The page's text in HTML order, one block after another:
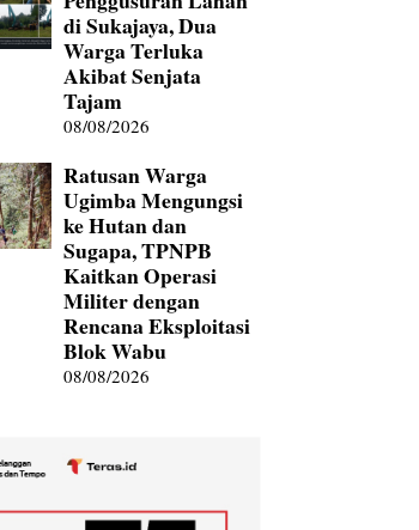
di Sukajaya, Dua
Warga Terluka
Akibat Senjata
Tajam
08/08/2026
Ratusan Warga
Ugimba Mengungsi
ke Hutan dan
Sugapa, TPNPB
Kaitkan Operasi
Militer dengan
Rencana Eksploitasi
Blok Wabu
08/08/2026